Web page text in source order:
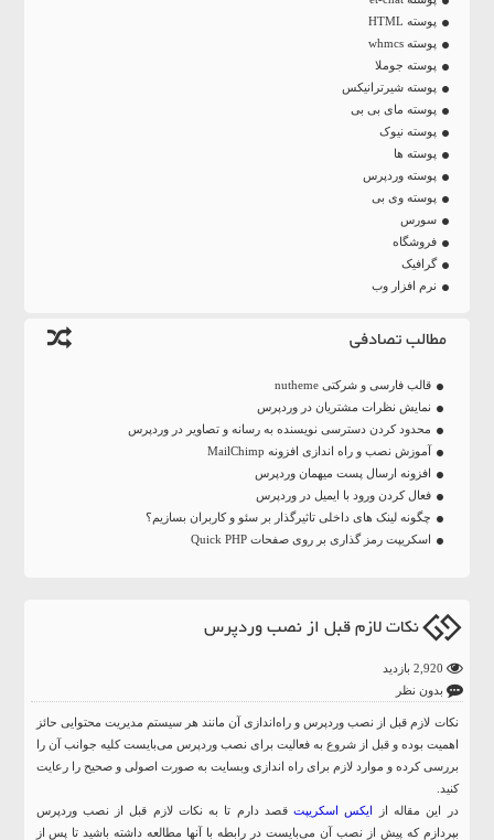
پوسته HTML
پوسته whmcs
پوسته جوملا
پوسته شیرترانیکس
پوسته مای بی بی
پوسته نیوک
پوسته ها
پوسته وردپرس
پوسته وی بی
سورس
فروشگاه
گرافیک
نرم افزار وب
مطالب تصادفی
قالب فارسی و شرکتی nutheme
نمایش نظرات مشتریان در وردپرس
محدود کردن دسترسی نویسنده به رسانه و تصاویر در وردپرس
آموزش نصب و راه اندازی افزونه MailChimp
افزونه ارسال پست میهمان وردپرس
فعال کردن ورود با ایمیل در وردپرس
چگونه لینک های داخلی تاثیرگذار بر سئو و کاربران بسازیم؟
اسکریپت رمز گذاری بر روی صفحات Quick PHP
نکات لازم قبل از نصب وردپرس
بدون نظر
نکات لازم قبل از نصب وردپرس و راه‌اندازی آن مانند هر سیستم مدیریت محتوایی حائز
اهمیت بوده و قبل از شروع به فعالیت برای نصب وردپرس می‌بایست کلیه جوانب آن را
بررسی کرده و موارد لازم برای راه اندازی وبسایت به صورت اصولی و صحیح را رعایت
کنید.
در این مقاله از
ایکس اسکریپتقصد دارم تا به نکات لازم قبل از نصب وردپرس
بپردازم که پیش از نصب آن می‌بایست در رابطه با آنها مطالعه داشته باشید تا پس از